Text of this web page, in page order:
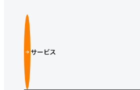
サービス